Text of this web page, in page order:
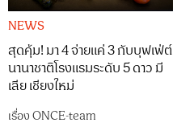
NEWS
สุดคุ้ม! มา 4 จ่ายแค่ 3 กับบุฟเฟ่ต์
นานาชาติโรงแรมระดับ 5 ดาว มี
เลีย เชียงใหม่
เรื่องONCE-team